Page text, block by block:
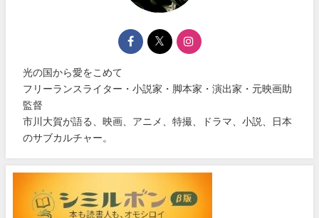
光の国から愛をこめて
フリーランスライター・小説家・脚本家・演出家・元映画助
監督
市川大賀が語る、映画、アニメ、特撮、ドラマ、小説、日本
のサブカルチャー。